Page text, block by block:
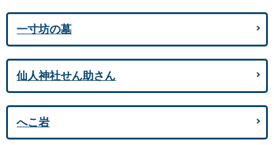
一寸坊の墓
仙人神社せん助さん
へこ岩